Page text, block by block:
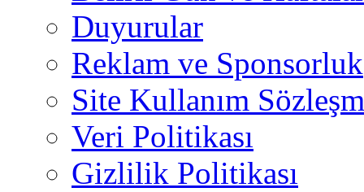
Duyurular
Reklam ve Sponsorluk
Site Kullanım
Veri Politikası
Gizlilik Politikası